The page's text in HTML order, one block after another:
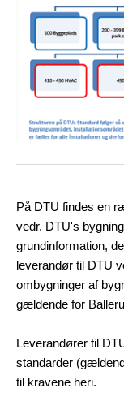
På DTU findes en
vedr. DTU's
grundinformation,
leverandør til DTU
ombygninger af
gældende for
Leverandører til
standarder
til kravene heri.